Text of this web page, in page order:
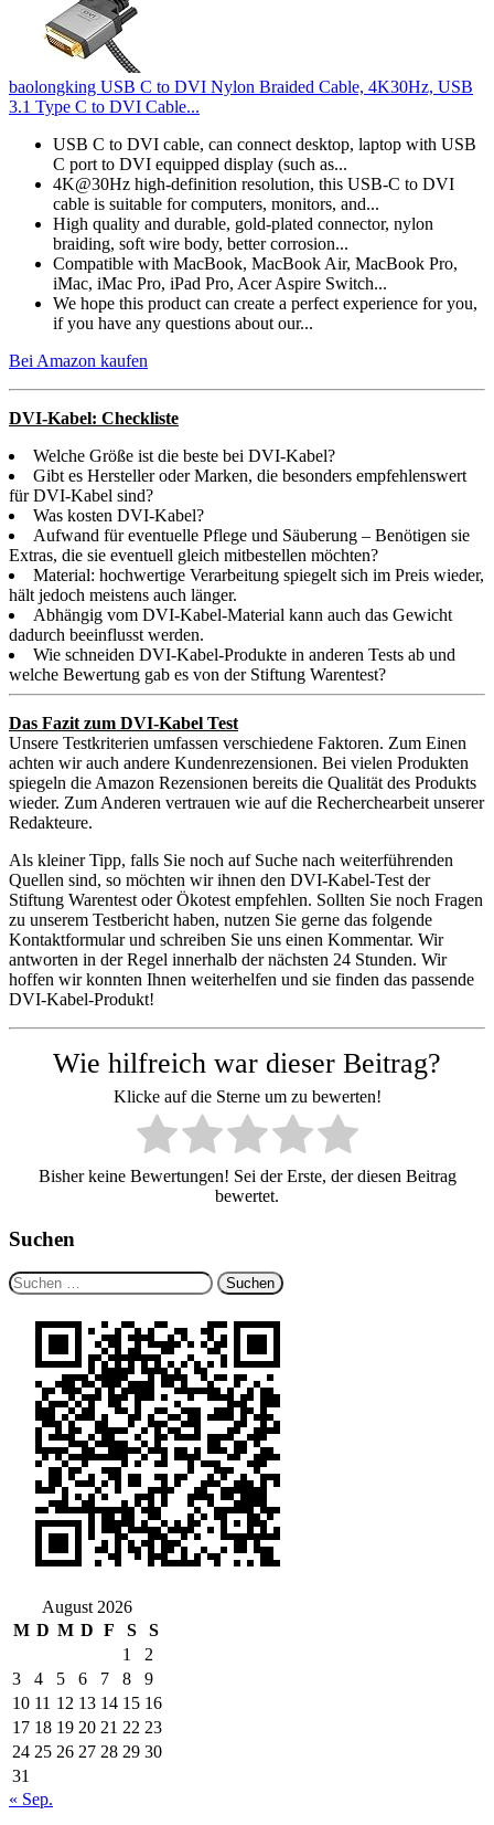
baolongking USB C to DVI Nylon Braided Cable, 4K30Hz, USB
3.1 Type C to DVI Cable...
USB C to DVI cable, can connect desktop, laptop with USB
C port to DVI equipped display (such as...
4K@30Hz high-definition resolution, this USB-C to DVI
cable is suitable for computers, monitors, and...
High quality and durable, gold-plated connector, nylon
braiding, soft wire body, better corrosion...
Compatible with MacBook, MacBook Air, MacBook Pro,
iMac, iMac Pro, iPad Pro, Acer Aspire Switch...
We hope this product can create a perfect experience for you,
if you have any questions about our...
Bei Amazon kaufen
DVI-Kabel: Checkliste
Welche Größe ist die beste bei DVI-Kabel?
Gibt es Hersteller oder Marken, die besonders empfehlenswert
für DVI-Kabel sind?
Was kosten DVI-Kabel?
Aufwand für eventuelle Pflege und Säuberung – Benötigen sie
Extras, die sie eventuell gleich mitbestellen möchten?
Material: hochwertige Verarbeitung spiegelt sich im Preis wieder,
hält jedoch meistens auch länger.
Abhängig vom DVI-Kabel-Material kann auch das Gewicht
dadurch beeinflusst werden.
Wie schneiden DVI-Kabel-Produkte in anderen Tests ab und
welche Bewertung gab es von der Stiftung Warentest?
Das Fazit zum DVI-Kabel Test
Unsere Testkriterien umfassen verschiedene Faktoren. Zum Einen
achten wir auch andere Kundenrezensionen. Bei vielen Produkten
spiegeln die Amazon Rezensionen bereits die Qualität des Produkts
wieder. Zum Anderen vertrauen wie auf die Recherchearbeit unserer
Redakteure.
Als kleiner Tipp, falls Sie noch auf Suche nach weiterführenden
Quellen sind, so möchten wir ihnen den DVI-Kabel-Test der
Stiftung Warentest oder Ökotest empfehlen. Sollten Sie noch Fragen
zu unserem Testbericht haben, nutzen Sie gerne das folgende
Kontaktformular und schreiben Sie uns einen Kommentar. Wir
antworten in der Regel innerhalb der nächsten 24 Stunden. Wir
hoffen wir konnten Ihnen weiterhelfen und sie finden das passende
DVI-Kabel-Produkt!
Wie hilfreich war dieser Beitrag?
Klicke auf die Sterne um zu bewerten!
Bisher keine Bewertungen! Sei der Erste, der diesen Beitrag
bewertet.
Suchen
Suchen
nach:
August 2026
M D M D F S
S
1
2
3
4 5 6 7 8
9
10 11 12 13 14 15 16
17 18 19 20 21 22 23
24 25 26 27 28 29 30
31
« Sep.